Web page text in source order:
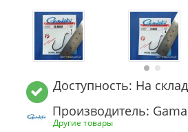
Доступность: На
Производитель:
Другие товары